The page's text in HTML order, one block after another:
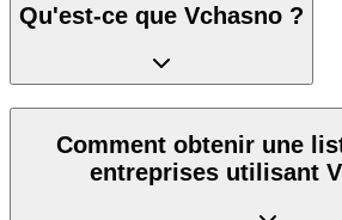
Qu'est-ce que Vchasno ?
Comment obtenir une
entreprises utilisant